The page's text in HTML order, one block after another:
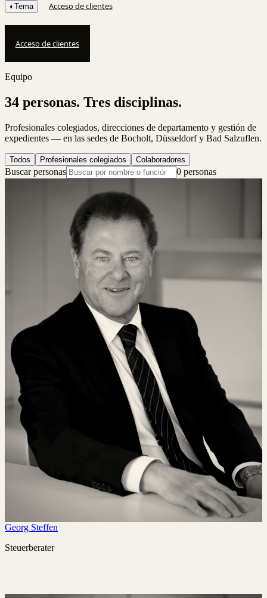
◐ Tema Acceso de clientes
Acceso de clientes
Equipo
34 personas. Tres disciplinas.
Profesionales colegiados, direcciones de departamento y gestión de
expedientes — en las sedes de Bocholt, Düsseldorf y Bad Salzuflen.
Todos Profesionales colegiados Colaboradores
Buscar personas 0 personas
Georg Steffen
Steuerberater